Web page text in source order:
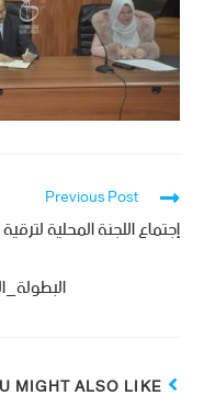
Previous Post
إجتماع اللجنة المحلية
MIGHT ALSO LIKE